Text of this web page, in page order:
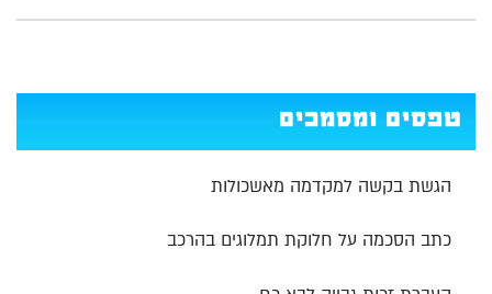
טפסים ומסמכים
הגשת בקשה למקדמה מאשכולות
כתב הסכמה על חלוקת תמלוגים בהרכב